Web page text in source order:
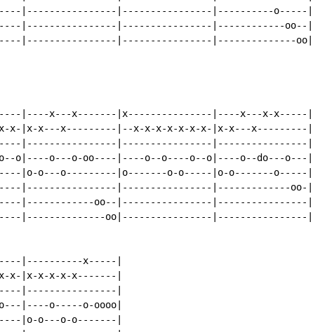
|----------------|----------------|----------o-----|
|----------------|----------------|------------oo--|
|----------------|----------------|--------------oo|
|----x---x-------|x---------------|----x---x-x-----|
x-x-|x-x---x---------|--x-x-x-x-x-x-x-|x-x---x---------|
|----------------|----------------|----------------|
o|----o---o-oo----|----o--o----o--o|----o--do---o---|
|o-o---o---------|o-------o-o-----|o-o-------o-----|
|----------------|----------------|-------------oo-|
|------------oo--|----------------|----------------|
|--------------oo|----------------|----------------|
|----------x-----|
x-|x-x-x-x-x-------|
|----------------|
|----o-----o-oooo|
|o-o---o-o-------|